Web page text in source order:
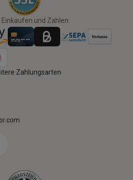
Einkaufen und Zahlen
Zahlungsarten